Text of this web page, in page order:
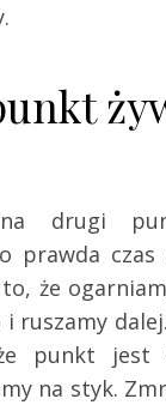
na drugi
prawda czas
to, że
i ruszamy
że punkt
na styk.